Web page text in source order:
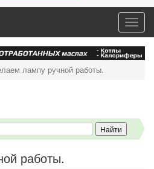
лампу ручной работы.
работы.